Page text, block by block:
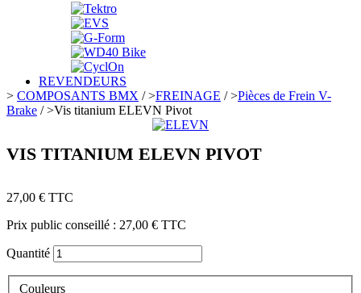
REVENDEURS
> COMPOSANTS BMX />FREINAGE />Pièces de Frein V-
Brake />Vis titanium ELEVN Pivot
VIS TITANIUM ELEVN PIVOT
27,00 € TTC
Prix public conseillé : 27,00 € TTC
Quantité
Couleurs